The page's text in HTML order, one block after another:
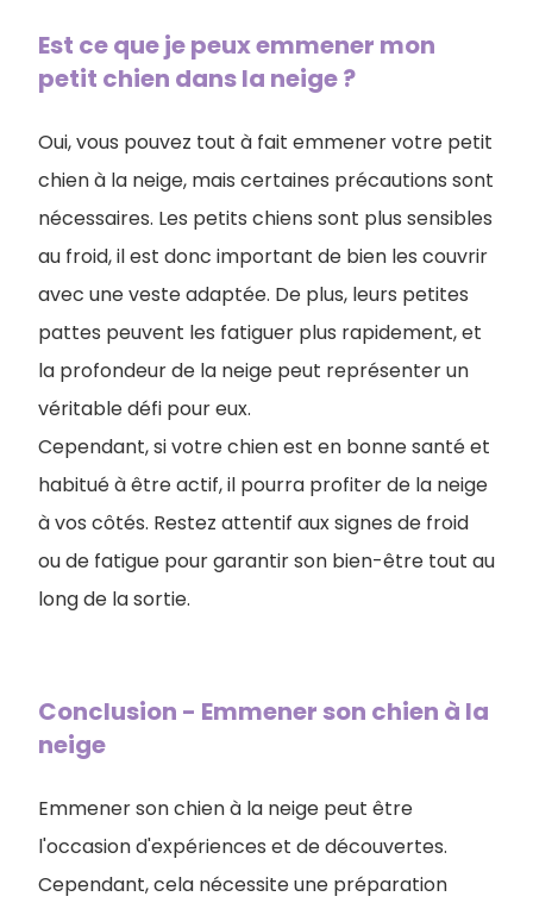
Est ce que je peux emmener mon
petit chien dans la neige ?
Oui, vous pouvez tout à fait emmener votre petit
chien à la neige, mais certaines précautions sont
nécessaires. Les petits chiens sont plus sensibles
au froid, il est donc important de bien les couvrir
avec une veste adaptée. De plus, leurs petites
pattes peuvent les fatiguer plus rapidement, et
la profondeur de la neige peut représenter un
véritable défi pour eux.
Cependant, si votre chien est en bonne santé et
habitué à être actif, il pourra profiter de la neige
à vos côtés. Restez attentif aux signes de froid
ou de fatigue pour garantir son bien-être tout au
long de la sortie.
Conclusion - Emmener son chien à la
neige
Emmener son chien à la neige peut être
l'occasion d'expériences et de découvertes.
Cependant, cela nécessite une préparation